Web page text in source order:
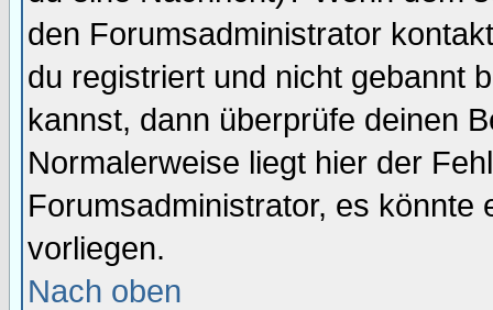
den Forumsadministrator
du registriert und nicht gebannt
kannst, dann überprüfe deinen
Normalerweise liegt hier der
Forumsadministrator, es könnte
vorliegen.
Nach oben